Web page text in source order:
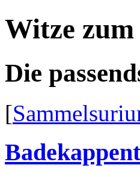
Witze
Die
[